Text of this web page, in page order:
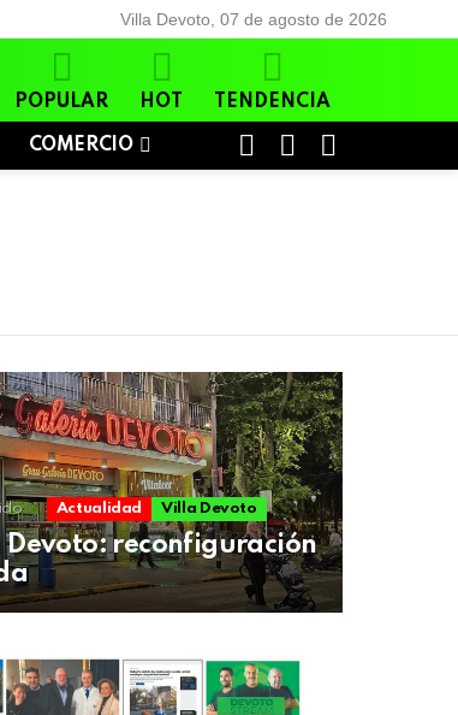
Villa Devoto, 07 de agosto de 2026
POPULAR HOT TENDENCIA
COMERCIO
SWITCH
Actualidad Villa Devoto
Devoto: reconfiguración